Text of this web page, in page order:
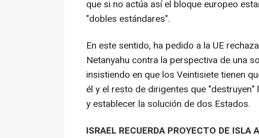
que si no actúa así el bloque europeo
"dobles estándares".
En este sentido, ha pedido a la UE
Netanyahu contra la perspectiva de una
insistiendo en que los Veintisiete tienen
él y el resto de dirigentes que
y establecer la solución de dos Estados.
ISRAEL RECUERDA PROYECTO DE ISLA